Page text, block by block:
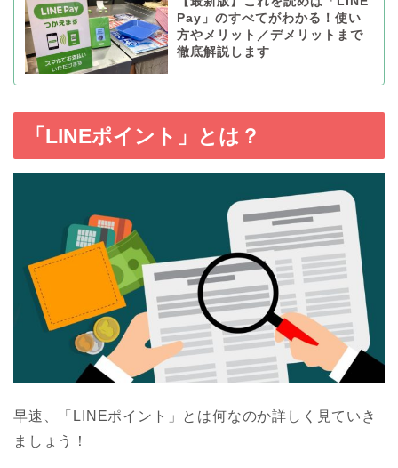
Pay」のすべてがわかる！使い
方やメリット／デメリットまで
徹底解説します
「LINEポイント」とは？
早速、「LINEポイント」とは何なのか詳しく見ていき
ましょう！